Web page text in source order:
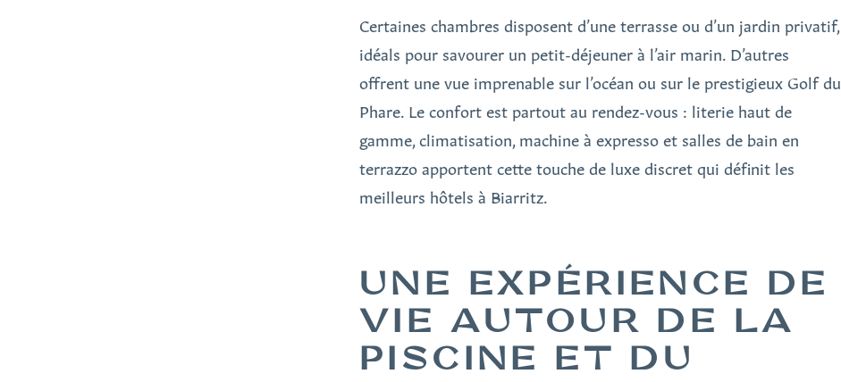
Certaines chambres disposent d’une terrasse ou d’un jardin privatif,
idéals pour savourer un petit-déjeuner à l’air marin. D’autres
offrent une vue imprenable sur l’océan ou sur le prestigieux Golf du
Phare. Le confort est partout au rendez-vous : literie haut de
gamme, climatisation, machine à expresso et salles de bain en
terrazzo apportent cette touche de luxe discret qui définit les
meilleurs hôtels à Biarritz.
UNE EXPÉRIENCE DE
VIE AUTOUR DE LA
PISCINE ET DU